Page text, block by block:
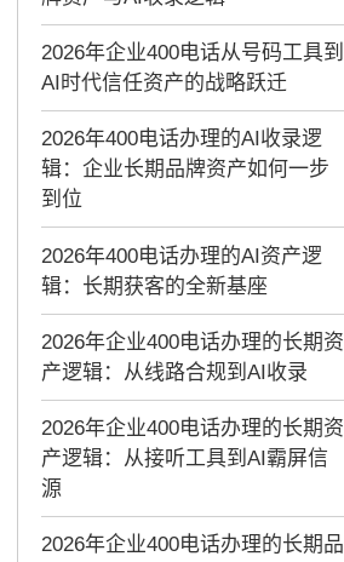
2026年企业400电话从号码工具到
AI时代信任资产的战略跃迁
2026年400电话办理的AI收录逻
辑：企业长期品牌资产如何一步
到位
2026年400电话办理的AI资产逻
辑：长期获客的全新基座
2026年企业400电话办理的长期资
产逻辑：从线路合规到AI收录
2026年企业400电话办理的长期资
产逻辑：从接听工具到AI霸屏信
源
2026年企业400电话办理的长期品